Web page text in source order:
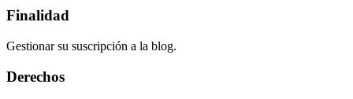
Finalidad
Gestionar su suscripción a la blog.
Derechos